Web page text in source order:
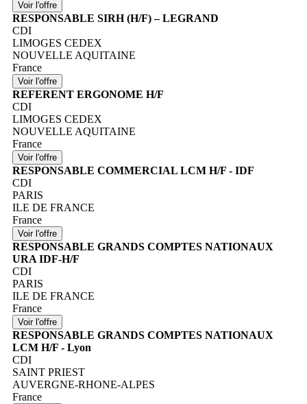
RESPONSABLE SIRH (H/F) – LEGRAND
CDI
LIMOGES CEDEX
NOUVELLE AQUITAINE
France
REFERENT ERGONOME H/F
CDI
LIMOGES CEDEX
NOUVELLE AQUITAINE
France
RESPONSABLE COMMERCIAL LCM H/F - IDF
CDI
PARIS
ILE DE FRANCE
France
RESPONSABLE GRANDS COMPTES NATIONAUX
URA IDF-H/F
CDI
PARIS
ILE DE FRANCE
France
RESPONSABLE GRANDS COMPTES NATIONAUX
LCM H/F - Lyon
CDI
SAINT PRIEST
AUVERGNE-RHONE-ALPES
France